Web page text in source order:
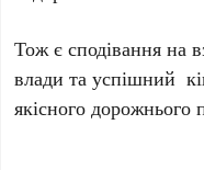
Тож є сподівання на
влади та успішний
якісного дорожнього